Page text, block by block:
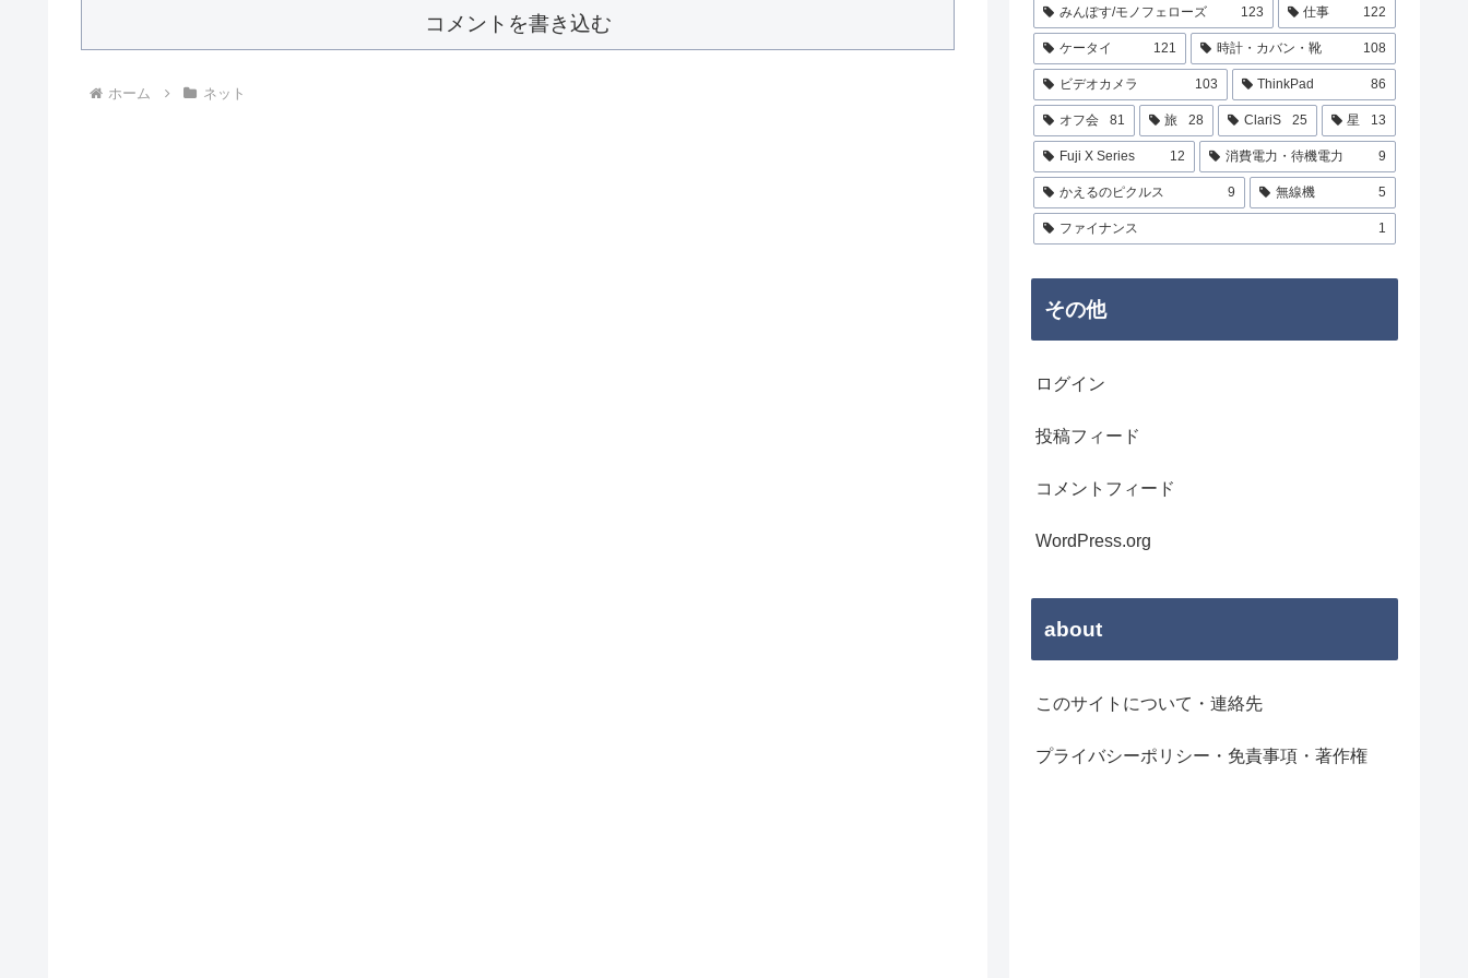
コメントを書き込む
ホーム ネット
みんぽす/モノフェローズ 123 仕事 122
ケータイ 121 時計・カバン・靴 108
ビデオカメラ 103 ThinkPad 86
オフ会 81 旅 28 ClariS 25 星 13
Fuji X Series 12 消費電力・待機電力 9
かえるのピクルス 9 無線機 5
ファイナンス 1
その他
ログイン
投稿フィード
コメントフィード
WordPress.org
about
このサイトについて・連絡先
プライバシーポリシー・免責事項・著作権